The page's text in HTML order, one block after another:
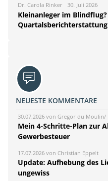
Dr. Carola Rinker 30. Juli 2026
Kleinanleger im
NEUESTE KOMMENTARE
30.07.2026 von Gregor du
Mein 4-Schritte-Plan zur
Gewerbesteuer
17.07.2026 von Christian Eppelt
Update: Aufhebung des
ungewiss